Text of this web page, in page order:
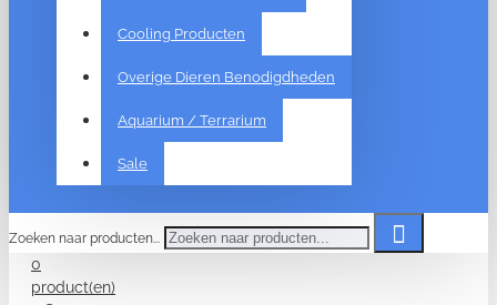
Cooling Producten
Overige Dieren Benodigdheden
Aquarium / Terrarium
Sale
Zoeken naar producten...
0
product(en)